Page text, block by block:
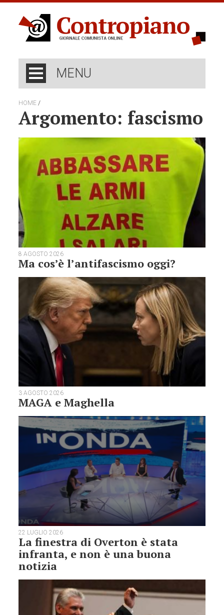
MENU
HOME /
Argomento: fascismo
8 AGOSTO 2026
Ma cos’è l’antifascismo oggi?
3 AGOSTO 2026
MAGA e Maghella
22 LUGLIO 2026
La finestra di Overton è stata
infranta, e non è una buona
notizia